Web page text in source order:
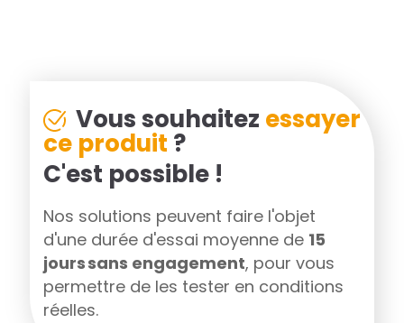
Vous souhaitez essayer
ce produit ?
C'est possible !
Nos solutions peuvent faire l'objet
d'une durée d'essai moyenne de 15
jours sans engagement, pour vous
permettre de les tester en conditions
réelles.